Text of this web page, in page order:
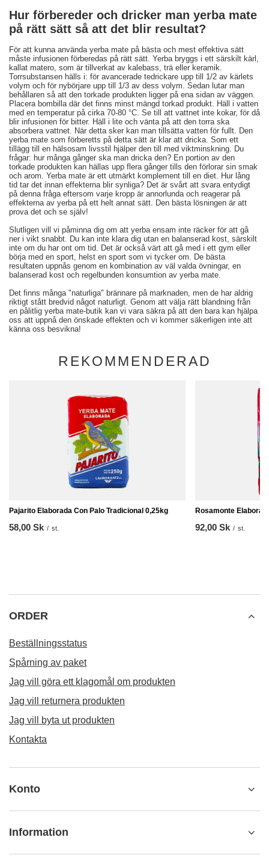
Hur förbereder och dricker man yerba mate
på rätt sätt så att det blir resultat?
För att kunna använda yerba mate på bästa och mest effektiva sätt
måste infusionen förberedas på rätt sätt. Yerba bryggs i ett särskilt kärl,
kallat matero, som är tillverkat av kalebass, trä eller keramik.
Torrsubstansen hälls i: för avancerade tedrickare upp till 1/2 av kärlets
volym och för nybörjare upp till 1/3 av dess volym. Sedan lutar man
behållaren så att den torkade produkten ligger på ena sidan av väggen.
Placera bombilla där det finns minst mängd torkad produkt. Häll i vatten
med en temperatur på cirka 70-80 °C. Se till att vattnet inte kokar, för då
blir infusionen för bitter. Häll i lite och vänta på att den torra ska
absorbera vattnet. När detta sker kan man tillsätta vatten för fullt. Den
yerba mate som förberetts på detta sätt är klar att dricka. Som ett
tillägg till en hälsosam livsstil hjälper den till med viktminskning. Du
frågar: hur många gånger ska man dricka den? En portion av den
torkade produkten kan hällas upp flera gånger tills den förlorar sin smak
och arom. Yerba mate är ett utmärkt komplement till en diet. Hur lång
tid tar det innan effekterna blir synliga? Det är svårt att svara entydigt
på denna fråga eftersom varje kropp är annorlunda och reagerar på
effekterna av yerba på ett helt annat sätt. Den bästa lösningen är att
prova det och se själv!
Slutligen vill vi påminna dig om att yerba ensam inte räcker för att gå
ner i vikt snabbt. Du kan inte klara dig utan en balanserad kost, särskilt
inte om du har ont om tid. Det är också värt att gå med i ett gym eller
börja med en sport, helst en sport som vi tycker om. De bästa
resultaten uppnås genom en kombination av väl valda övningar, en
balanserad kost och regelbunden konsumtion av yerba mate.
Det finns många "naturliga" brännare på marknaden, men de har aldrig
riktigt stått bredvid något naturligt. Genom att välja rätt blandning från
en pålitlig yerba mate-butik kan vi vara säkra på att den bara kan hjälpa
oss att uppnå den önskade effekten och vi kommer säkerligen inte att
känna oss besvikna!
REKOMMENDERAD
Pajarito Elaborada Con Palo Tradicional 0,25kg
58,00 Sk / st.
Rosamonte
92,00 Sk / st.
ORDER
Beställningsstatus
Spårning av paket
Jag vill göra ett klagomål om produkten
Jag vill returnera produkten
Jag vill byta ut produkten
Kontakta
Konto
Information